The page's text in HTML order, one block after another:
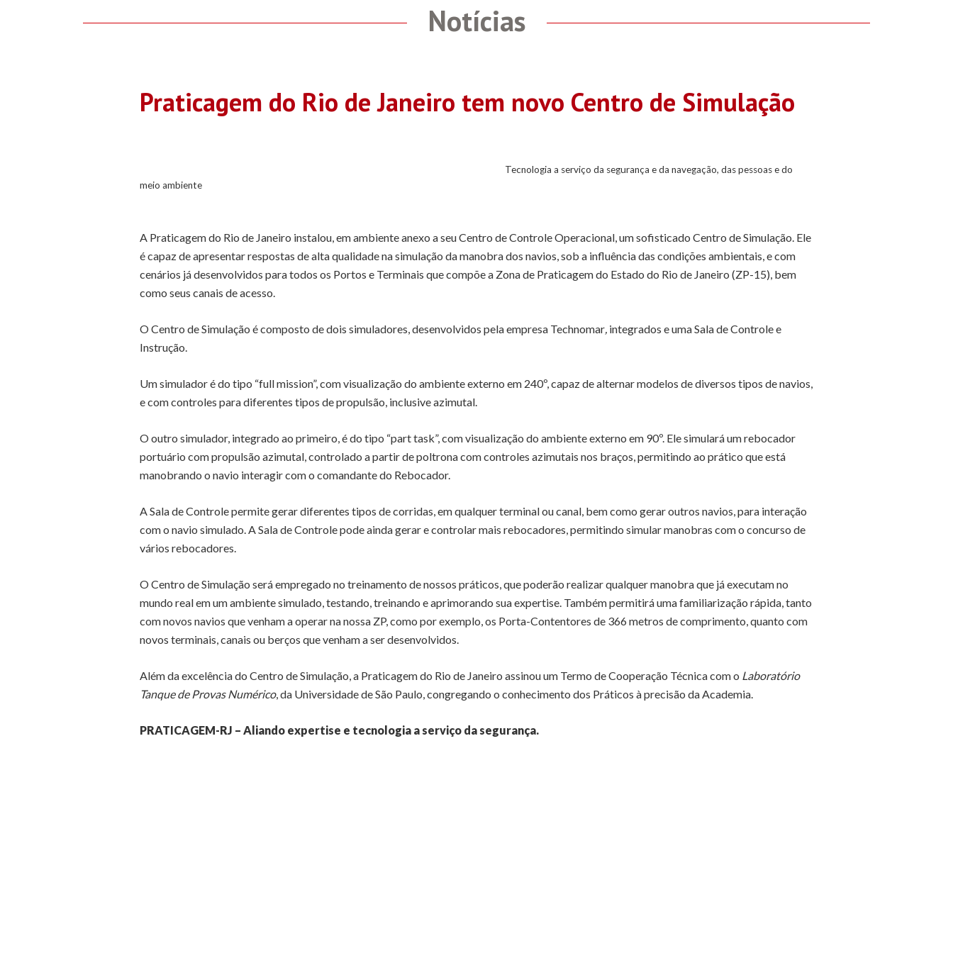
Notícias
Praticagem do Rio de Janeiro tem novo Centro de Simulação
Tecnologia a serviço da segurança e da navegação, das pessoas e do
meio ambiente
A Praticagem do Rio de Janeiro instalou, em ambiente anexo a seu Centro de Controle Operacional, um sofisticado Centro de Simulação. Ele
é capaz de apresentar respostas de alta qualidade na simulação da manobra dos navios, sob a influência das condições ambientais, e com
cenários já desenvolvidos para todos os Portos e Terminais que compõe a Zona de Praticagem do Estado do Rio de Janeiro (ZP-15), bem
como seus canais de acesso.
O Centro de Simulação é composto de dois simuladores, desenvolvidos pela empresa Technomar, integrados e uma Sala de Controle e
Instrução.
Um simulador é do tipo “full mission”, com visualização do ambiente externo em 240º, capaz de alternar modelos de diversos tipos de navios,
e com controles para diferentes tipos de propulsão, inclusive azimutal.
O outro simulador, integrado ao primeiro, é do tipo “part task”, com visualização do ambiente externo em 90º. Ele simulará um rebocador
portuário com propulsão azimutal, controlado a partir de poltrona com controles azimutais nos braços, permitindo ao prático que está
manobrando o navio interagir com o comandante do Rebocador.
A Sala de Controle permite gerar diferentes tipos de corridas, em qualquer terminal ou canal, bem como gerar outros navios, para interação
com o navio simulado. A Sala de Controle pode ainda gerar e controlar mais rebocadores, permitindo simular manobras com o concurso de
vários rebocadores.
O Centro de Simulação será empregado no treinamento de nossos práticos, que poderão realizar qualquer manobra que já executam no
mundo real em um ambiente simulado, testando, treinando e aprimorando sua expertise. Também permitirá uma familiarização rápida, tanto
com novos navios que venham a operar na nossa ZP, como por exemplo, os Porta-Contentores de 366 metros de comprimento, quanto com
novos terminais, canais ou berços que venham a ser desenvolvidos.
Além da excelência do Centro de Simulação, a Praticagem do Rio de Janeiro assinou um Termo de Cooperação Técnica com o Laboratório
Tanque de Provas Numérico, da Universidade de São Paulo, congregando o conhecimento dos Práticos à precisão da Academia.
PRATICAGEM-RJ – Aliando expertise e tecnologia a serviço da segurança.